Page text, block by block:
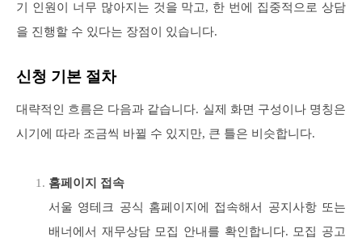
기 인원이 너무 많아지는 것을 막고, 한 번에 집중적으로 상담
을 진행할 수 있다는 장점이 있습니다.
신청 기본 절차
대략적인 흐름은 다음과 같습니다. 실제 화면 구성이나 명칭은
시기에 따라 조금씩 바뀔 수 있지만, 큰 틀은 비슷합니다.
홈페이지 접속
서울 영테크 공식 홈페이지에 접속해서 공지사항 또는
배너에서 재무상담 모집 안내를 확인합니다. 모집 공고